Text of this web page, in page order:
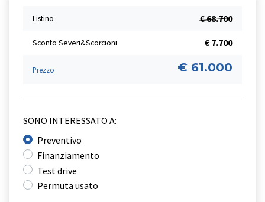
Listino € 68.700
Sconto Severi&Scorcioni € 7.700
Prezzo € 61.000
SONO INTERESSATO A:
Preventivo
Finanziamento
Test drive
Permuta usato